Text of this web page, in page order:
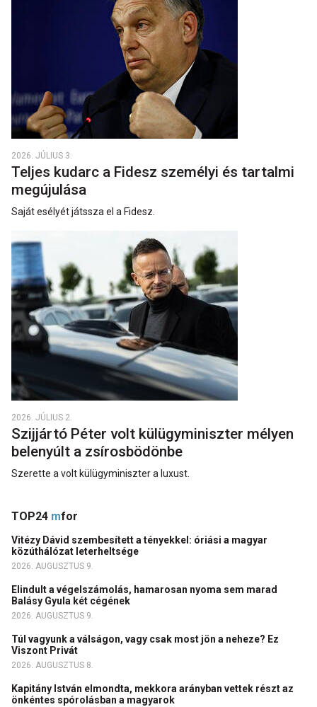
2026. JÚLIUS 3.
Teljes kudarc a Fidesz személyi és tartalmi
megújulása
Saját esélyét játssza el a Fidesz.
2026. JÚLIUS 2.
Szijjártó Péter volt külügyminiszter mélyen
belenyúlt a zsírosbödönbe
Szerette a volt külügyminiszter a luxust.
TOP24 mfor
Vitézy Dávid szembesített a tényekkel: óriási a magyar
közúthálózat leterheltsége
2026. AUGUSZTUS 9.
Elindult a végelszámolás, hamarosan nyoma sem marad
Balásy Gyula két cégének
2026. AUGUSZTUS 9.
Túl vagyunk a válságon, vagy csak most jön a neheze? Ez
Viszont Privát
2026. AUGUSZTUS 8.
Kapitány István elmondta, mekkora arányban vettek részt az
önkéntes spórolásban a magyarok